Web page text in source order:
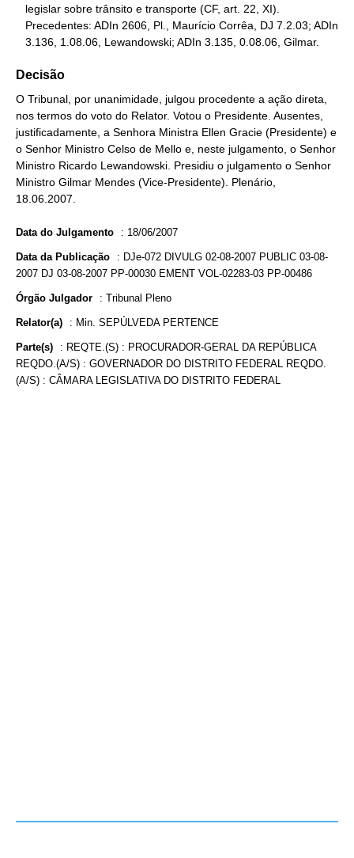
   3.136, 1.08.06, Lewandowski; ADIn 3.135, 0.08.06, Gilmar.
Decisão
O Tribunal, por unanimidade, julgou procedente a ação direta,
nos termos do voto do Relator. Votou o Presidente. Ausentes,
justificadamente, a Senhora Ministra Ellen Gracie (Presidente) e
o Senhor Ministro Celso de Mello e, neste julgamento, o Senhor
Ministro Ricardo Lewandowski. Presidiu o julgamento o Senhor
Ministro Gilmar Mendes (Vice-Presidente). Plenário,
18.06.2007.
Data do Julgamento : 18/06/2007
Data da Publicação : DJe-072 DIVULG 02-08-2007 PUBLIC 03-08-
2007 DJ 03-08-2007 PP-00030 EMENT VOL-02283-03 PP-00486
Órgão Julgador : Tribunal Pleno
Relator(a) : Min. SEPÚLVEDA PERTENCE
Parte(s) : REQTE.(S) : PROCURADOR-GERAL DA REPÚBLICA
REQDO.(A/S) : GOVERNADOR DO DISTRITO FEDERAL REQDO.
(A/S) : CÂMARA LEGISLATIVA DO DISTRITO FEDERAL